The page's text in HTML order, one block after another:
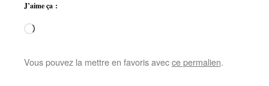
J’aime ça :
Chargement…
Vous pouvez la mettre en favoris avecce permalien.